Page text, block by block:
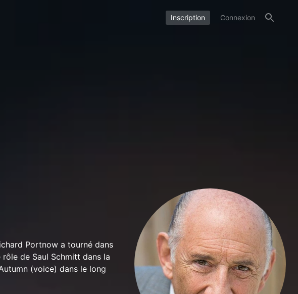
Inscription Connexion
Portnow a tourné dans
de Saul Schmitt dans la
(voice) dans le long